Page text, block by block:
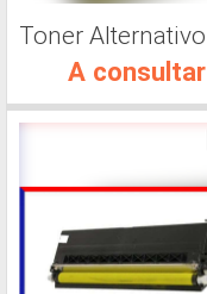
A consultar